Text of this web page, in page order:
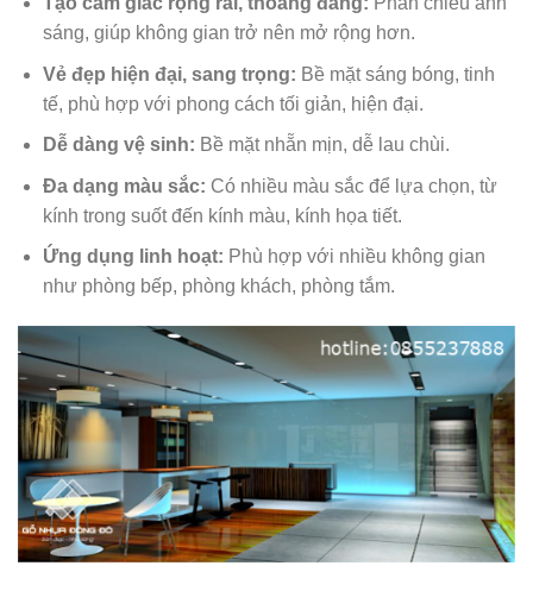
sáng, giúp không gian trở nên mở rộng hơn.
Vẻ đẹp hiện đại, sang trọng: Bề mặt sáng bóng, tinh
tế, phù hợp với phong cách tối giản, hiện đại.
Dễ dàng vệ sinh: Bề mặt nhẵn mịn, dễ lau chùi.
Đa dạng màu sắc: Có nhiều màu sắc để lựa chọn, từ
kính trong suốt đến kính màu, kính họa tiết.
Ứng dụng linh hoạt: Phù hợp với nhiều không gian
như phòng bếp, phòng khách, phòng tắm.